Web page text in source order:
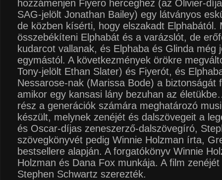
hozzámenjen Fiyero herceghez (az Olivier-
SAG-jelölt Jonathan Bailey) egy látványos
de közben kísérti, hogy elszakadt Elphabától.
összebékíteni Elphabát és a varázslót, de
kudarcot vallanak, és Elphaba és Glinda még
egymástól. A következmények örökre
Tony-jelölt Ethan Slater) és Fiyerót, és
Nessarose-nak (Marissa Bode) a biztonságát
amikor egy kansasi lány bezuhan az
rész a generációk számára meghatározó
készült, melynek zenéjét és dalszövegeit a
és Oscar-díjas zeneszerző-dalszövegíró,
szövegkönyvét pedig Winnie Holzman írta,
bestsellere alapján. A forgatókönyv Winnie
Holzman és Dana Fox munkája. A film
Stephen Schwartz szerezték.